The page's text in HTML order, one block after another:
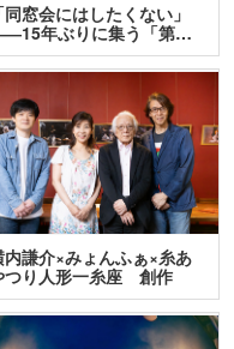
同窓会にはしたくない」
年ぶりに集う「第…
内謙介×みょんふぁ×糸あ
つり人形一糸座 創作
…